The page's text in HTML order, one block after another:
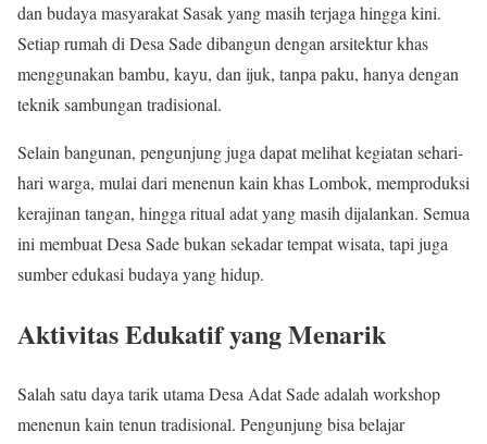
dan budaya masyarakat Sasak yang masih terjaga hingga kini.
Setiap rumah di Desa Sade dibangun dengan arsitektur khas
menggunakan bambu, kayu, dan ijuk, tanpa paku, hanya dengan
teknik sambungan tradisional.
Selain bangunan, pengunjung juga dapat melihat kegiatan sehari-
hari warga, mulai dari menenun kain khas Lombok, memproduksi
kerajinan tangan, hingga ritual adat yang masih dijalankan. Semua
ini membuat Desa Sade bukan sekadar tempat wisata, tapi juga
sumber edukasi budaya yang hidup.
Aktivitas Edukatif yang Menarik
Salah satu daya tarik utama Desa Adat Sade adalah workshop
menenun kain tenun tradisional. Pengunjung bisa belajar